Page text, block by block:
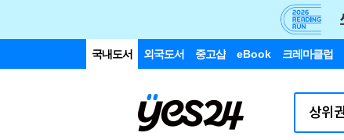
국내도서 외국도서 중고샵 eBook 크레마클럽